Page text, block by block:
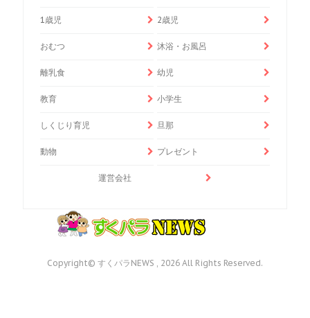
1歳児 2歳児
おむつ 沐浴・お風呂
離乳食 幼児
教育 小学生
しくじり育児 旦那
動物 プレゼント
運営会社
Copyright© すくパラNEWS , 2026 All Rights Reserved.